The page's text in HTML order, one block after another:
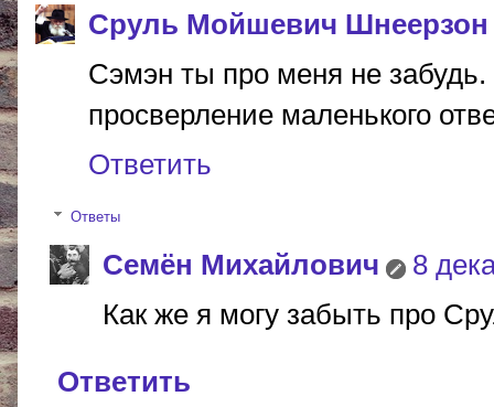
Сруль Мойшевич Шнеерзон
Сэмэн ты про меня не
просверление маленького
Ответить
Ответы
Cемён Михайлович
8
Как же я могу забыть про
Ответить